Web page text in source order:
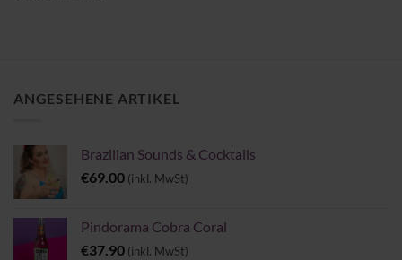
ANGESEHENE ARTIKEL
Brazilian Sounds & Cocktails
€69.00 (inkl. MwSt)
Pindorama Cobra Coral
€37.90 (inkl. MwSt)